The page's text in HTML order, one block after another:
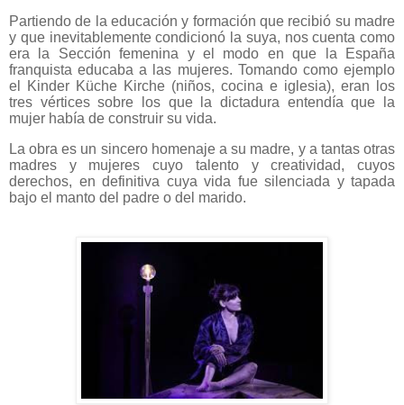
Partiendo de la educación y formación que recibió su madre
y que inevitablemente condicionó la suya, nos cuenta como
era la Sección femenina y el modo en que la España
franquista educaba a las mujeres. Tomando como ejemplo
el Kinder Küche Kirche (niños, cocina e iglesia), eran los
tres vértices sobre los que la dictadura entendía que la
mujer había de construir su vida.
La obra es un sincero homenaje a su madre, y a tantas otras
madres y mujeres cuyo talento y creatividad, cuyos
derechos, en definitiva cuya vida fue silenciada y tapada
bajo el manto del padre o del marido.